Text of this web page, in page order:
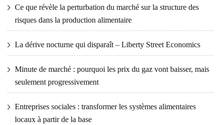
Ce que révèle la perturbation du marché sur la structure des
risques dans la production alimentaire
La dérive nocturne qui disparaît – Liberty Street Economics
Minute de marché : pourquoi les prix du gaz vont baisser, mais
seulement progressivement
Entreprises sociales : transformer les systèmes alimentaires
locaux à partir de la base